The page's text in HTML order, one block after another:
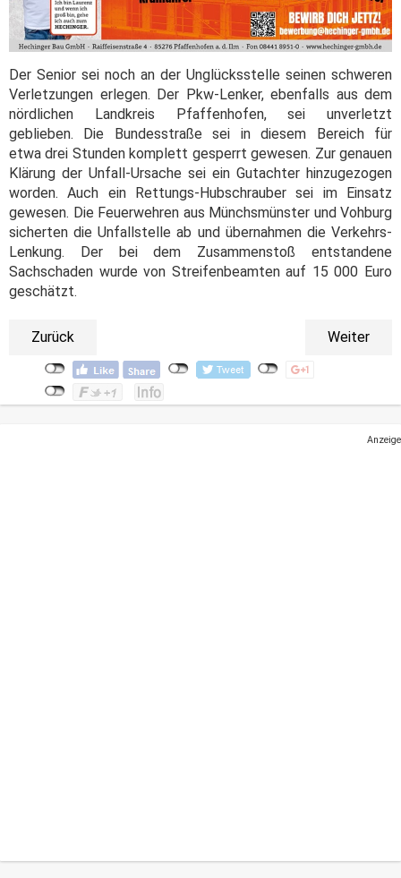
Der Senior sei noch an der Unglücksstelle seinen schweren
Verletzungen erlegen. Der Pkw-Lenker, ebenfalls aus dem
nördlichen Landkreis Pfaffenhofen, sei unverletzt
geblieben. Die Bundesstraße sei in diesem Bereich für
etwa drei Stunden komplett gesperrt gewesen. Zur genauen
Klärung der Unfall-Ursache sei ein Gutachter hinzugezogen
worden. Auch ein Rettungs-Hubschrauber sei im Einsatz
gewesen. Die Feuerwehren aus Münchsmünster und Vohburg
sicherten die Unfallstelle ab und übernahmen die Verkehrs-
Lenkung. Der bei dem Zusammenstoß entstandene
Sachschaden wurde von Streifenbeamten auf 15 000 Euro
geschätzt.
Zurück Weiter
Anzeige